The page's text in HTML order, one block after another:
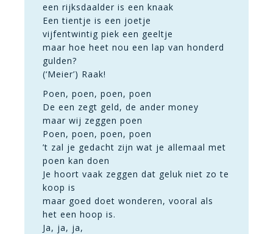
een rijksdaalder is een knaak
Een tientje is een joetje
vijfentwintig piek een geeltje
maar hoe heet nou een lap van honderd
gulden?
(‘Meier’) Raak!
Poen, poen, poen, poen
De een zegt geld, de ander money
maar wij zeggen poen
Poen, poen, poen, poen
’t zal je gedacht zijn wat je allemaal met
poen kan doen
Je hoort vaak zeggen dat geluk niet zo te
koop is
maar goed doet wonderen, vooral als
het een hoop is.
Ja, ja, ja,